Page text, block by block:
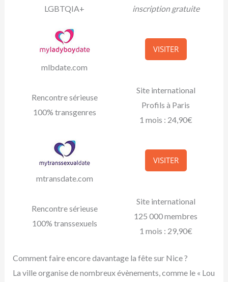
LGBTQIA+
inscription gratuite
mlbdate.com
VISITER
Rencontre sérieuse
100% transgenres
Site international
Profils à Paris
1 mois : 24,90€
mtransdate.com
VISITER
Rencontre sérieuse
100% transsexuels
Site international
125 000 membres
1 mois : 29,90€
Comment faire encore davantage la fête sur Nice ?
La ville organise de nombreux évènements, comme le « Lou